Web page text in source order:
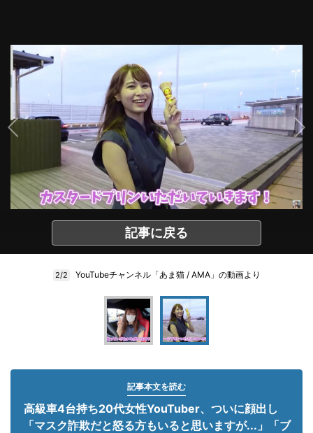
記事に戻る
2/2 YouTubeチャンネル「あま猫 / AMA」の動画より
記事本文を読む
高級車4台持ち20代女性YouTuber、ついに顔出し
「マスク詐欺だと怒る方もいると思いますが...」「ブ